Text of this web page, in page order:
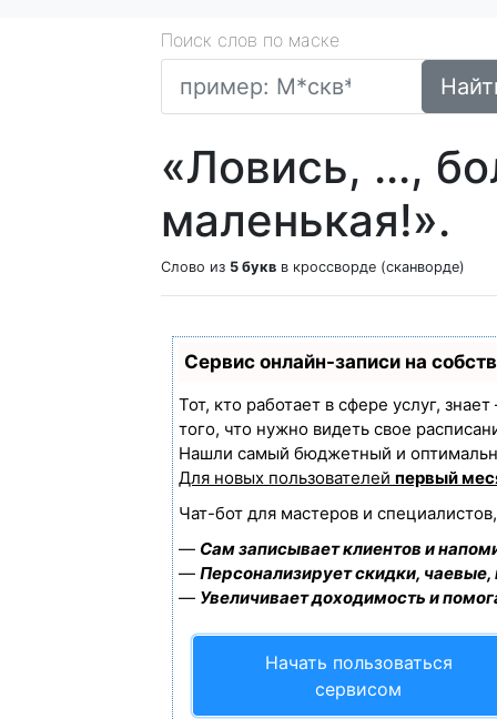
Поиск слов по маске
«Ловись, ...,
маленькая!».
Слово из 5 букв в кроссворде (сканворде)
Сервис онлайн-записи на
Тот, кто работает в сфере услуг,
того, что нужно видеть свое
Нашли самый бюджетный и
Для новых пользователей первый
Чат-бот для мастеров и
— Сам записывает клиентов и
— Персонализирует скидки,
— Увеличивает доходимость и
Начать пользоваться
сервисом